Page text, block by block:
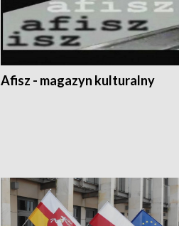
Afisz - magazyn kulturalny